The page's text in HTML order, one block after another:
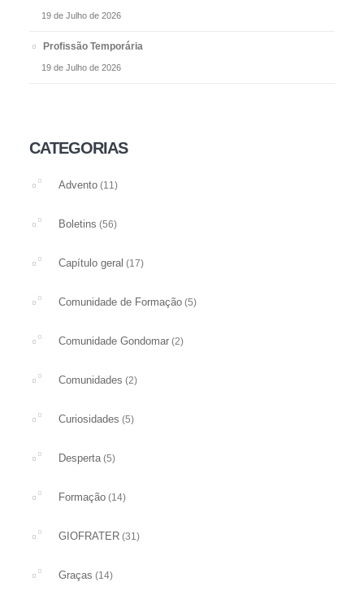
19 de Julho de 2026
Profissão Temporária
19 de Julho de 2026
CATEGORIAS
Advento (11)
Boletins (56)
Capítulo geral (17)
Comunidade de Formação (5)
Comunidade Gondomar (2)
Comunidades (2)
Curiosidades (5)
Desperta(5)
Formação (14)
GIOFRATER (31)
Graças (14)